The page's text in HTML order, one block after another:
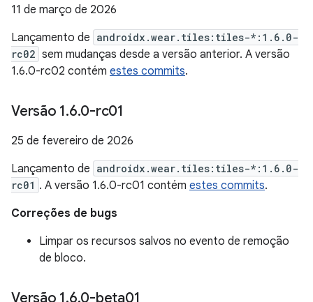
11 de março de 2026
Lançamento de androidx.wear.tiles:tiles-*:1.6.0-
rc02 sem mudanças desde a versão anterior. A versão
1.6.0-rc02 contém estes commits.
Versão 1.6.0-rc01
25 de fevereiro de 2026
Lançamento de androidx.wear.tiles:tiles-*:1.6.0-
rc01 . A versão 1.6.0-rc01 contém estes commits.
Correções de bugs
Limpar os recursos salvos no evento de remoção
de bloco.
Versão 1.6.0-beta01